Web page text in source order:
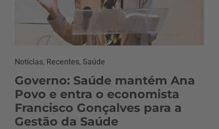
Notícias, Recentes, Saúde
Governo: Saúde mantém Ana
Povo e entra o economista
Francisco Gonçalves para a
Gestão da Saúde